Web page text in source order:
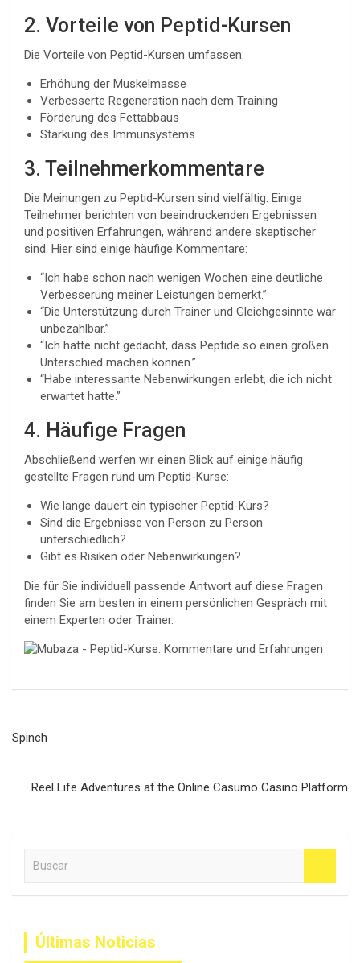
2. Vorteile von Peptid-Kursen
Die Vorteile von Peptid-Kursen umfassen:
Erhöhung der Muskelmasse
Verbesserte Regeneration nach dem Training
Förderung des Fettabbaus
Stärkung des Immunsystems
3. Teilnehmerkommentare
Die Meinungen zu Peptid-Kursen sind vielfältig. Einige
Teilnehmer berichten von beeindruckenden Ergebnissen
und positiven Erfahrungen, während andere skeptischer
sind. Hier sind einige häufige Kommentare:
“Ich habe schon nach wenigen Wochen eine deutliche
Verbesserung meiner Leistungen bemerkt.”
“Die Unterstützung durch Trainer und Gleichgesinnte war
unbezahlbar.”
“Ich hätte nicht gedacht, dass Peptide so einen großen
Unterschied machen können.”
“Habe interessante Nebenwirkungen erlebt, die ich nicht
erwartet hatte.”
4. Häufige Fragen
Abschließend werfen wir einen Blick auf einige häufig
gestellte Fragen rund um Peptid-Kurse:
Wie lange dauert ein typischer Peptid-Kurs?
Sind die Ergebnisse von Person zu Person
unterschiedlich?
Gibt es Risiken oder Nebenwirkungen?
Die für Sie individuell passende Antwort auf diese Fragen
finden Sie am besten in einem persönlichen Gespräch mit
einem Experten oder Trainer.
de
entradas
Spinch
Reel Life Adventures at the Online Casumo Casino Platform
Últimas Noticias